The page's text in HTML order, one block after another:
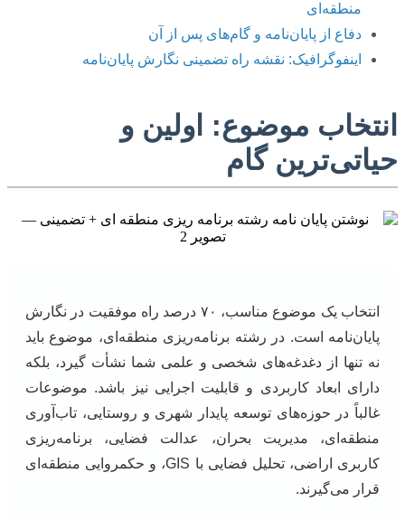
منطقه‌ای
دفاع از پایان‌نامه و گام‌های پس از آن
اینفوگرافیک: نقشه راه تضمینی نگارش پایان‌نامه
انتخاب موضوع: اولین و
حیاتی‌ترین گام
انتخاب یک موضوع مناسب، ۷۰ درصد راه موفقیت در نگارش
پایان‌نامه است. در رشته برنامه‌ریزی منطقه‌ای، موضوع باید
نه تنها از دغدغه‌های شخصی و علمی شما نشأت گیرد، بلکه
دارای ابعاد کاربردی و قابلیت اجرایی نیز باشد. موضوعات
غالباً در حوزه‌های توسعه پایدار شهری و روستایی، تاب‌آوری
منطقه‌ای، مدیریت بحران، عدالت فضایی، برنامه‌ریزی
کاربری اراضی، تحلیل فضایی با GIS، و حکمروایی منطقه‌ای
قرار می‌گیرند.